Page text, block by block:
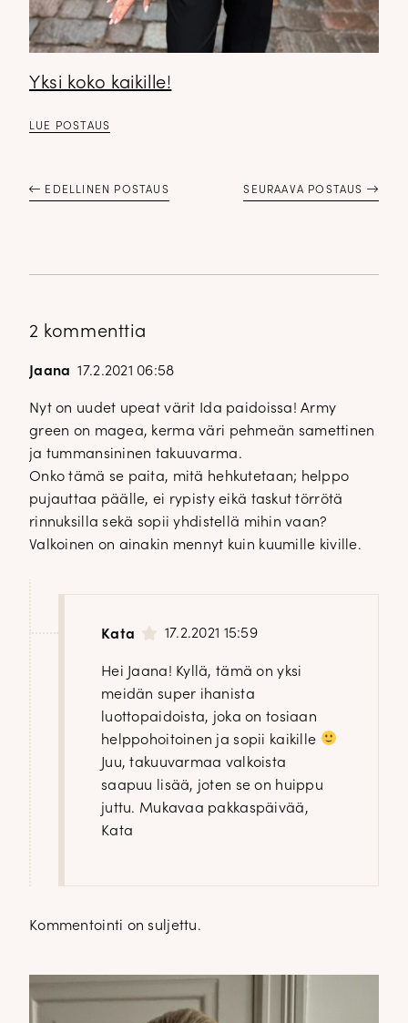
Yksi koko kaikille!
LUE POSTAUS
EDELLINEN POSTAUS SEURAAVA POSTAUS
2 kommenttia
Jaana 17.2.2021 06:58
Nyt on uudet upeat värit Ida paidoissa! Army
green on magea, kerma väri pehmeän samettinen
ja tummansininen takuuvarma.
Onko tämä se paita, mitä hehkutetaan; helppo
pujauttaa päälle, ei rypisty eikä taskut törrötä
rinnuksilla sekä sopii yhdistellä mihin vaan?
Valkoinen on ainakin mennyt kuin kuumille kiville.
Kata 17.2.2021 15:59
Hei Jaana! Kyllä, tämä on yksi
meidän super ihanista
luottopaidoista, joka on tosiaan
helppohoitoinen ja sopii kaikille
Juu, takuuvarmaa valkoista
saapuu lisää, joten se on huippu
juttu. Mukavaa pakkaspäivää,
Kata
Kommentointi on suljettu.
DOPP tyylikirje!